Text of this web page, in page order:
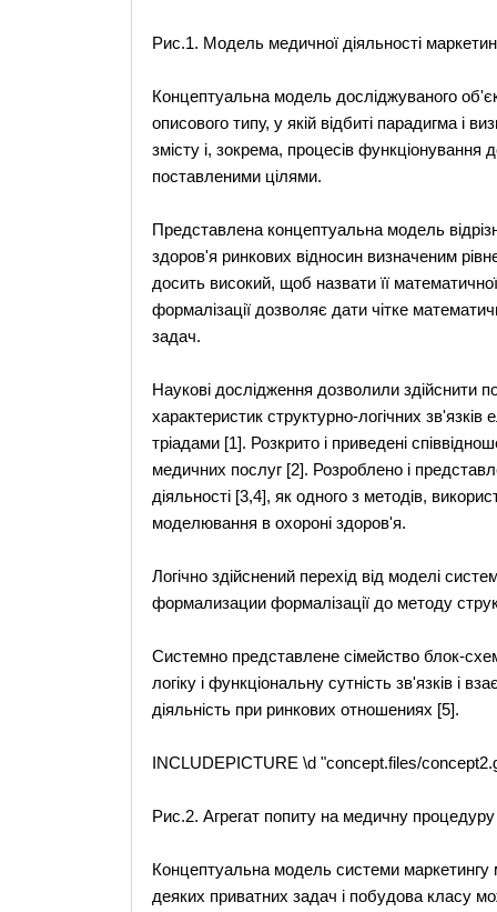
Рис.1. Модель медичної діяльності
Концептуальна модель досліджуваного
описового типу, у якій відбиті парадигма і
змісту і, зокрема, процесів
поставленими цілями.
Представлена концептуальна модель
здоров'я ринкових відносин визначеним
досить високий, щоб назвати її
формалізації дозволяє дати чітке
задач.
Наукові дослідження дозволили здійснити
характеристик структурно-логічних
тріадами [1]. Розкрито і приведені
медичних послуг [2]. Розроблено і
діяльності [3,4], як одного з методів,
моделювання в охороні здоров'я.
Логічно здійснений перехід від моделі
формализации формалізації до методу
Системно представлене сімейство блок-
логіку і функціональну сутність зв'язків і
діяльність при ринкових отношениях [5].
INCLUDEPICTURE \d "concept.files/
Рис.2. Агрегат попиту на медичну процедуру
Концептуальна модель системи маркетингу
деяких приватних задач і побудова класу